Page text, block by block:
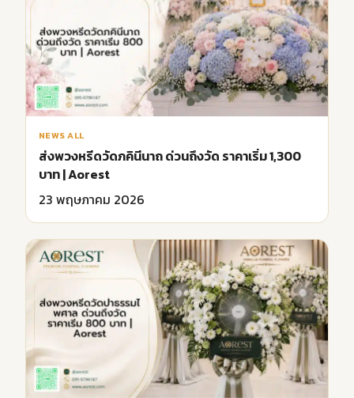
NEWS ALL
ส่งพวงหรีดวัดภคินีนาถ ด่วนถึงวัด ราคาเริ่ม 1,300
บาท | Aorest
23 พฤษภาคม 2026